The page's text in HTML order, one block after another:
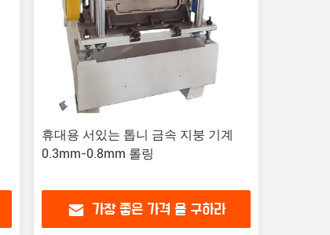
휴대용 서있는 톱니 금속 지붕 기계
0.3mm-0.8mm 롤링
가장 좋은 가격 을 구하라